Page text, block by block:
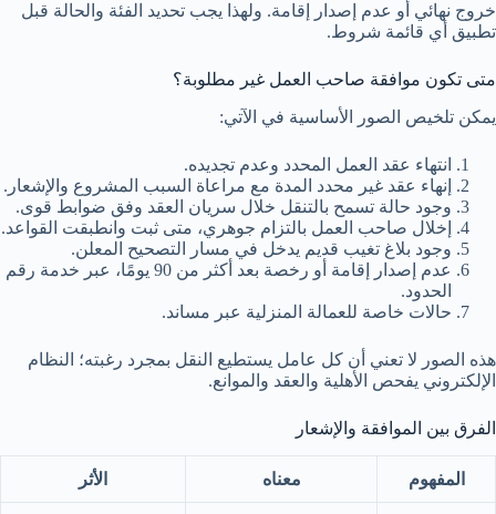
خروج نهائي أو عدم إصدار إقامة. ولهذا يجب تحديد الفئة والحالة قبل
تطبيق أي قائمة شروط.
متى تكون موافقة صاحب العمل غير مطلوبة؟
يمكن تلخيص الصور الأساسية في الآتي:
انتهاء عقد العمل المحدد وعدم تجديده.
إنهاء عقد غير محدد المدة مع مراعاة السبب المشروع والإشعار.
وجود حالة تسمح بالتنقل خلال سريان العقد وفق ضوابط قوى.
إخلال صاحب العمل بالتزام جوهري، متى ثبت وانطبقت القواعد.
وجود بلاغ تغيب قديم يدخل في مسار التصحيح المعلن.
عدم إصدار إقامة أو رخصة بعد أكثر من 90 يومًا، عبر خدمة رقم
الحدود.
حالات خاصة للعمالة المنزلية عبر مساند.
هذه الصور لا تعني أن كل عامل يستطيع النقل بمجرد رغبته؛ النظام
الإلكتروني يفحص الأهلية والعقد والموانع.
الفرق بين الموافقة والإشعار
المفهوم معناه الأثر